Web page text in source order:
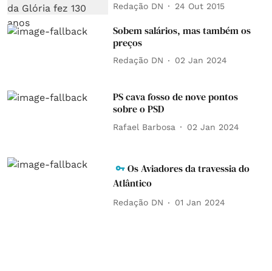
Redação DN 24 Out 2015
Sobem salários, mas também os
preços
Redação DN 02 Jan 2024
PS cava fosso de nove pontos
sobre o PSD
Rafael Barbosa 02 Jan 2024
Os Aviadores da travessia do
Atlântico
Redação DN 01 Jan 2024